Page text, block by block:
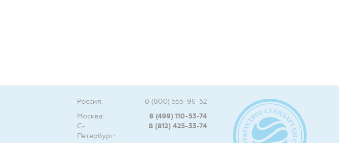
Россия:
8 (800) 555-96-52
Москва:
8 (499) 110-53-74
С-
Петербург:
8 (812) 425-33-74